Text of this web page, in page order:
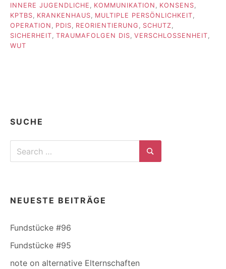
INNERE JUGENDLICHE , KOMMUNIKATION , KONSENS,
KPTBS, KRANKENHAUS, MULTIPLE PERSÖNLICHKEIT,
OPERATION , PDIS, REORIENTIERUNG , SCHUTZ,
SICHERHEIT, TRAUMAFOLGEN DIS, VERSCHLOSSENHEIT,
WUT
SUCHE
Search
for:
Search
NEUESTE BEITRÄGE
Fundstücke #96
Fundstücke #95
note on alternative Elternschaften